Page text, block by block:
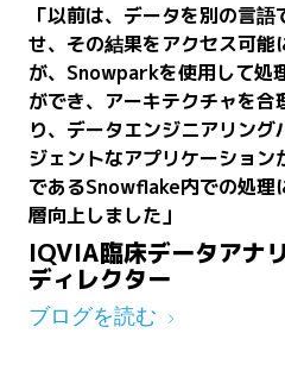
「以前は、データを別の言
せ、その結果をアクセス可能
が、Snowparkを使用して処
ができ、アーキテクチャを合
り、データエンジニアリン
ジェントなアプリケーショ
であるSnowflake内での処理
層向上しました」
IQVIA臨床データアナ
ディレクター
ブログを読む